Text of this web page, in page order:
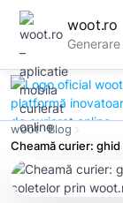
woot.ro
woot
Blog